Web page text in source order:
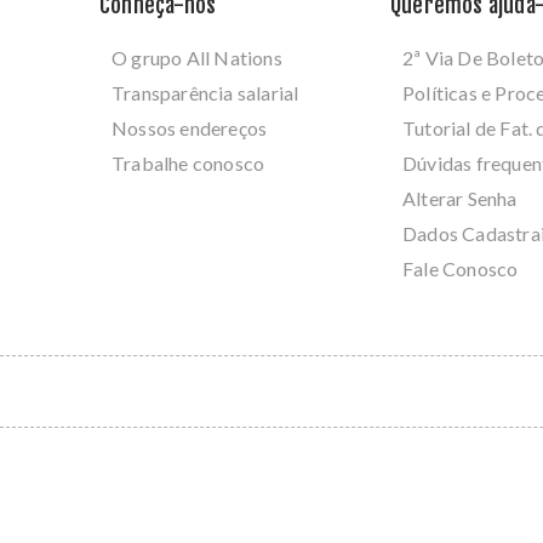
O grupo All Nations
Transparência salarial
Nossos endereços
Trabalhe conosco
2ª Via De
Políticas e
Tutorial de Fat.
Dúvidas
Alterar Senha
Dados
Fale Conosco